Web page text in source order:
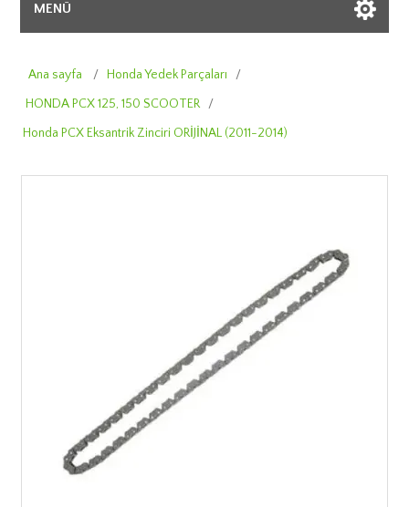
MENÜ
Ana sayfa / Honda Yedek Parçaları
/
HONDA PCX 125, 150 SCOOTER /
Honda PCX Eksantrik Zinciri ORİJİNAL (2011-2014)